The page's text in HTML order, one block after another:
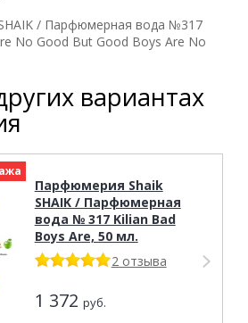
/ Парфюмерная вода №317
No Good But Good Boys Are No
вариантах
Парфюмерия Shaik
SHAIK / Парфюмерная
вода № 317 Kilian Bad
Boys Are, 50 мл.
2 отзыва
1 372 руб.